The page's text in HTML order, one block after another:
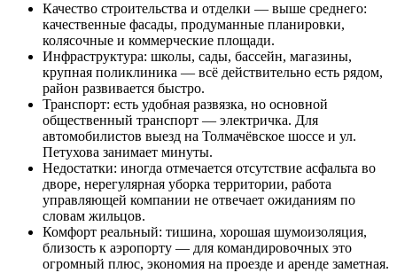
Качество строительства и отделки — выше среднего:
качественные фасады, продуманные планировки,
колясочные и коммерческие площади.
Инфраструктура: школы, сады, бассейн, магазины,
крупная поликлиника — всё действительно есть рядом,
район развивается быстро.
Транспорт: есть удобная развязка, но основной
общественный транспорт — электричка. Для
автомобилистов выезд на Толмачёвское шоссе и ул.
Петухова занимает минуты.
Недостатки: иногда отмечается отсутствие асфальта во
дворе, нерегулярная уборка территории, работа
управляющей компании не отвечает ожиданиям по
словам жильцов.
Комфорт реальный: тишина, хорошая шумоизоляция,
близость к аэропорту — для командировочных это
огромный плюс, экономия на проезде и аренде заметная.